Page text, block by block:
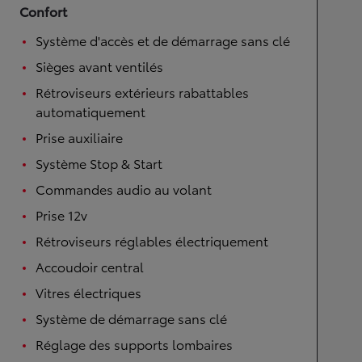
Confort
Système d'accès et de démarrage sans clé
Sièges avant ventilés
Rétroviseurs extérieurs rabattables
automatiquement
Prise auxiliaire
Système Stop & Start
Commandes audio au volant
Prise 12v
Rétroviseurs réglables électriquement
Accoudoir central
Vitres électriques
Système de démarrage sans clé
Réglage des supports lombaires